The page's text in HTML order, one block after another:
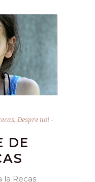
, Despre noi
DE
la Recas